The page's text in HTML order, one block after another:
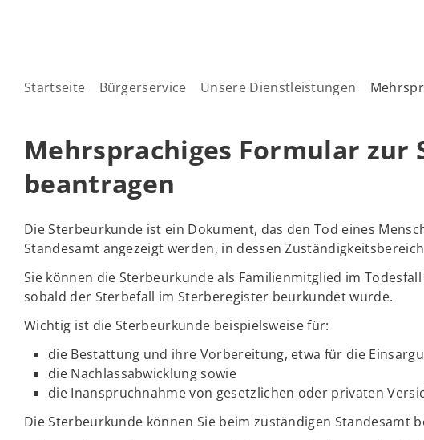
Startseite Bürgerservice Unsere Dienstleistungen
Mehrsprachiges Formular zur
beantragen
Die Sterbeurkunde ist ein Dokument, das den Tod eines
Standesamt angezeigt werden, in dessen
Sie können die Sterbeurkunde als Familienmitglied im
sobald der Sterbefall im Sterberegister beurkundet wurde.
Wichtig ist die Sterbeurkunde beispielsweise für:
die Bestattung und ihre Vorbereitung, etwa für die
die Nachlassabwicklung sowie
die Inanspruchnahme von gesetzlichen oder privaten
Die Sterbeurkunde können Sie beim zuständigen Standesamt